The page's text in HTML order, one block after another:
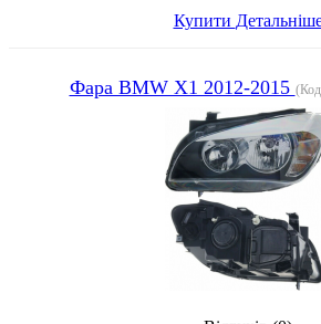
Купити
Фара BMW X1 2012-2015